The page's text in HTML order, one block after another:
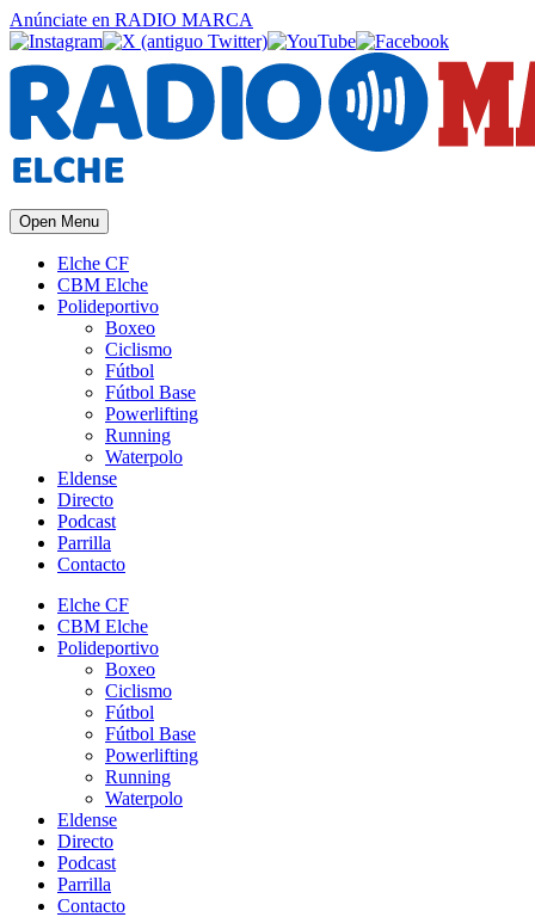
Anúnciate en RADIO MARCA
Open Menu
Elche CF
CBM Elche
Polideportivo
Boxeo
Ciclismo
Fútbol
Fútbol Base
Powerlifting
Running
Waterpolo
Eldense
Directo
Podcast
Parrilla
Contacto
Elche CF
CBM Elche
Polideportivo
Boxeo
Ciclismo
Fútbol
Fútbol Base
Powerlifting
Running
Waterpolo
Eldense
Directo
Podcast
Parrilla
Contacto